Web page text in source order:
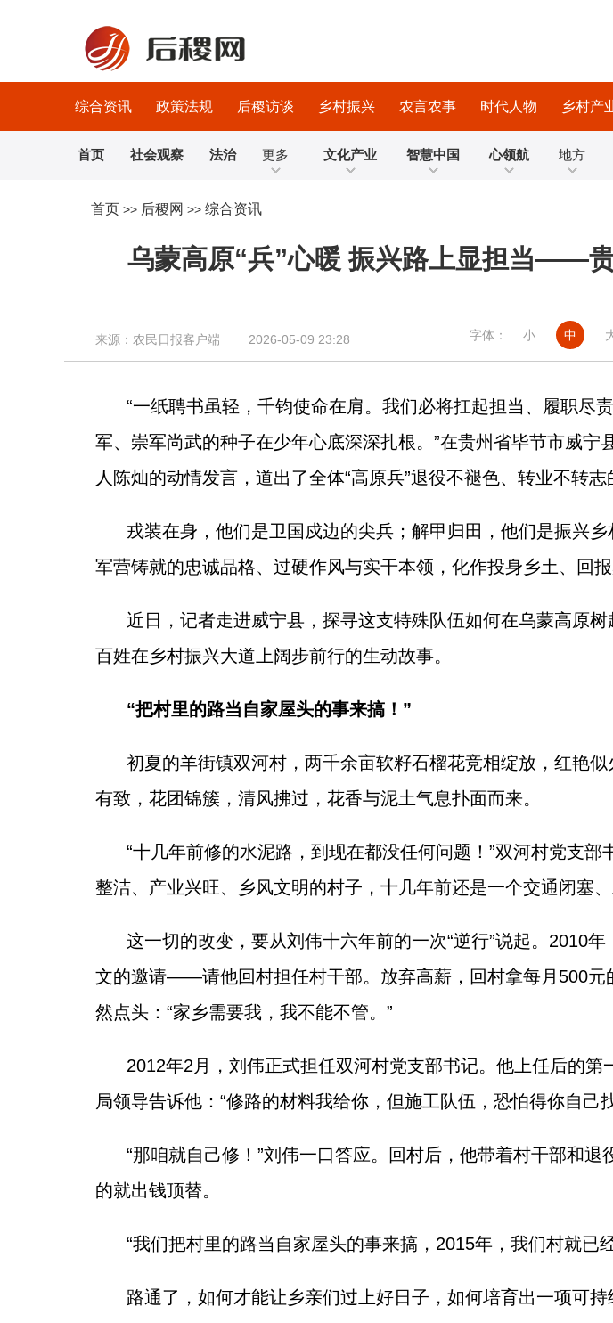
综合资讯 政策法规 后稷访谈 乡村振兴 农言农事 时代人物 乡村产
首页 社会观察 法治 更多 文化产业 智慧中国 心领航 地方
首页 >> 后稷网 >> 综合资讯
乌蒙高原“兵”心暖 振兴路上显担当——
来源：农民日报客户端 2026-05-09 23:28 字体： 小 中
“一纸聘书虽轻，千钧使命在肩。我们必将扛起担当、履职尽
军、崇军尚武的种子在少年心底深深扎根。”在贵州省毕节市威
人陈灿的动情发言，道出了全体“高原兵”退役不褪色、转业不转志
戎装在身，他们是卫国戍边的尖兵；解甲归田，他们是振兴
军营铸就的忠诚品格、过硬作风与实干本领，化作投身乡土、回报
近日，记者走进威宁县，探寻这支特殊队伍如何在乌蒙高原
百姓在乡村振兴大道上阔步前行的生动故事。
“把村里的路当自家屋头的事来搞！”
初夏的羊街镇双河村，两千余亩软籽石榴花竞相绽放，红艳
有致，花团锦簇，清风拂过，花香与泥土气息扑面而来。
“十几年前修的水泥路，到现在都没任何问题！”双河村党支
整洁、产业兴旺、乡风文明的村子，十几年前还是一个交通闭塞、
这一切的改变，要从刘伟十六年前的一次“逆行”说起。2010
文的邀请——请他回村担任村干部。放弃高薪，回村拿每月500
然点头：“家乡需要我，我不能不管。”
2012年2月，刘伟正式担任双河村党支部书记。他上任后的
局领导告诉他：“修路的材料我给你，但施工队伍，恐怕得你自己
“那咱就自己修！”刘伟一口答应。回村后，他带着村干部和
的就出钱顶替。
“我们把村里的路当自家屋头的事来搞，2015年，我们村就已
路通了，如何才能让乡亲们过上好日子，如何培育出一项可持